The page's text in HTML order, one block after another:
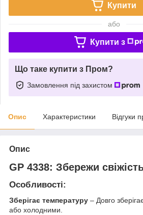
Купити
або
Купити з
Що таке купити з Пром?
Замовлення під захистом
Опис Характеристики Відгуки
Опис
GP 4338: Збережи
Особливості:
Зберігає температуру – Довго
або холодними.